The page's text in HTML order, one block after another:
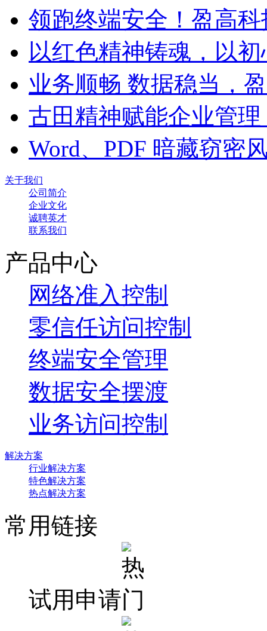
领跑终端安全！盈高
以红色精神铸魂，以
业务顺畅 数据稳当，
古田精神赋能企业管
Word、PDF 暗藏窃密
关于我们
公司简介
企业文化
诚聘英才
联系我们
产品中心
网络准入控制
零信任访问控制
终端安全管理
数据安全摆渡
业务访问控制
解决方案
行业解决方案
特色解决方案
热点解决方案
常用链接
试用申请